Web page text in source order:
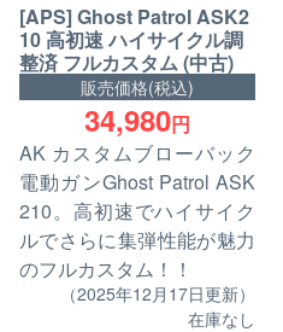
[APS] Ghost Patrol ASK2
10 高初速 ハイサイクル調
整済 フルカスタム (中古)
販売価格(税込)
34,980円
AK カスタムブローバック
電動ガンGhost Patrol ASK
210。高初速でハイサイク
ルでさらに集弾性能が魅力
のフルカスタム！！
（2025年12月17日更新）
在庫なし